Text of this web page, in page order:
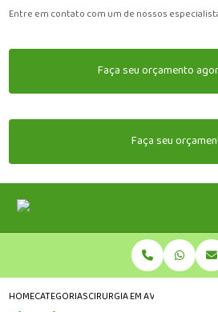
Entre em contato com um de nossos
Faça seu orçamento
Faça seu
HOMECATEGORIASCIRURGIA EM AVES